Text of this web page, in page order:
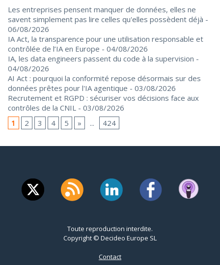
Les entreprises pensent manquer de données, elles ne
savent simplement pas lire celles qu'elles possèdent déjà -
06/08/2026
IA Act, la transparence pour une utilisation responsable et
contrôlée de l’IA en Europe - 04/08/2026
IA, les data engineers passent du code à la supervision -
04/08/2026
AI Act : pourquoi la conformité repose désormais sur des
données prêtes pour l'IA agentique - 03/08/2026
Recrutement et RGPD : sécuriser vos décisions face aux
contrôles de la CNIL - 03/08/2026
1
2 3 4 5 » ... 424
Toute reproduction interdite.
Copyright © Decideo Europe SL
Contact